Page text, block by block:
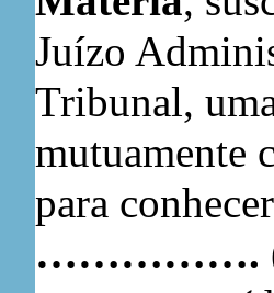
Juízo
Tribunal,
mutuamente
para
…………….